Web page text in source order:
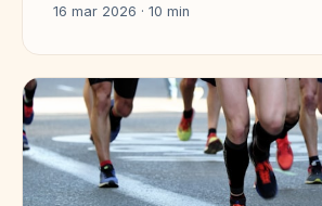
16 mar 2026 · 10 min